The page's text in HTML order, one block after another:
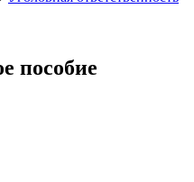
пособие